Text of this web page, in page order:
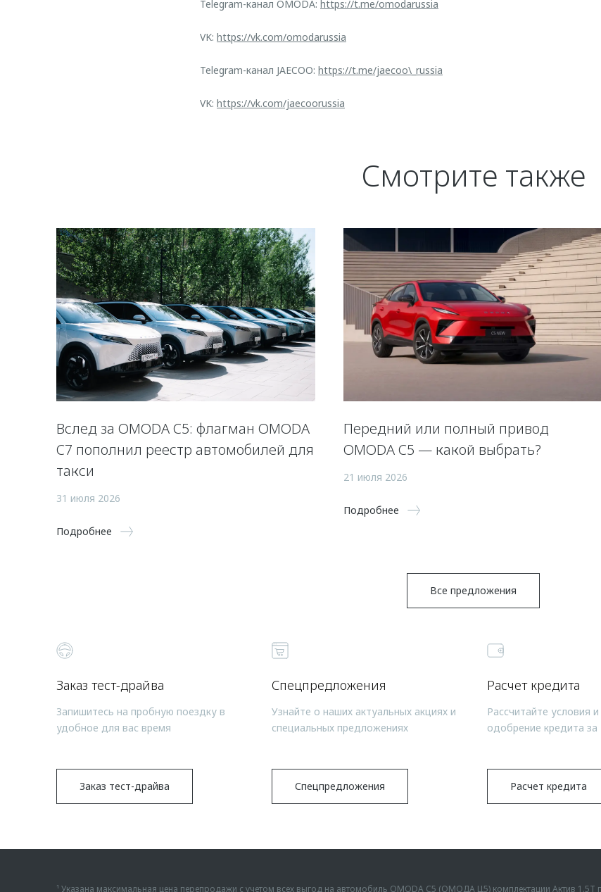
Telegram-канал OMODA: https://t.me/omodarussia
VK: https://vk.com/omodarussia
Telegram-канал JAECOO: https://t.me/jaecoo\_russia
VK: https://vk.com/jaecoorussia
Смотрите также
Вслед за OMODA C5: флагман OMODA
C7 пополнил реестр автомобилей для
такси
31 июля 2026
Подробнее
Передний или полный привод
OMODA C5 — какой выбрать?
21 июля 2026
Подробнее
Все предложения
Заказ тест-драйва
Запишитесь на пробную поездку в
удобное для вас время
Заказ тест-драйва
Спецпредложения
Узнайте о наших актуальных акциях и
специальных предложениях
Спецпредложения
Расчет кредита
Рассчитайте условия
одобрение кредита
Расчет кредита
¹ Указана максимальная цена перепродажи с учетом всех выгод на автомобиль OMODA C5 (ОМОДА Ц5) комплектации Актив